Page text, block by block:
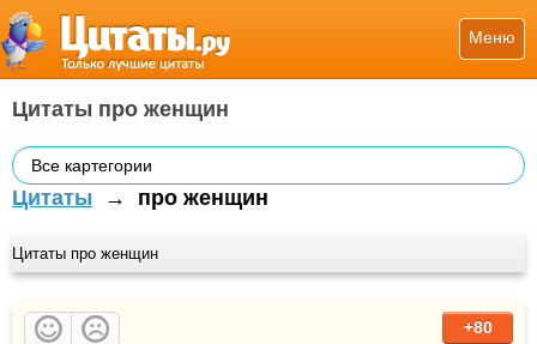
Меню
Цитаты про женщин
Все картегории
Цитаты → про женщин
Цитаты про женщин
+80